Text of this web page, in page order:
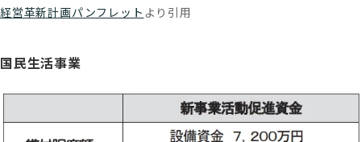
経営革新計画パンフレット より引用
国民生活事業